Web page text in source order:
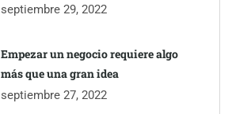
septiembre 29, 2022
Empezar un negocio requiere algo
más que una gran idea
septiembre 27, 2022